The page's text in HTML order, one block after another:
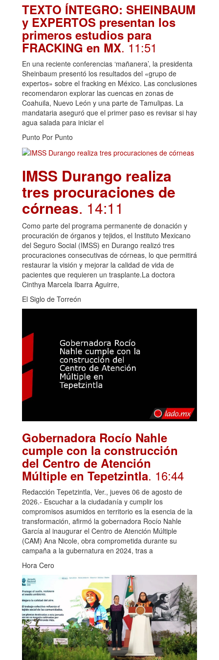
TEXTO ÍNTEGRO: SHEINBAUM
y EXPERTOS presentan los
primeros estudios para
FRACKING en MX. 11:51
En una reciente conferencias ‘mañanera’, la presidenta
Sheinbaum presentó los resultados del «grupo de
expertos» sobre el fracking en México. Las conclusiones
recomendaron explorar las cuencas en zonas de
Coahuila, Nuevo León y una parte de Tamulipas. La
mandataria aseguró que el primer paso es revisar si hay
agua salada para iniciar el
Punto Por Punto
IMSS Durango realiza
tres procuraciones de
córneas. 14:11
Como parte del programa permanente de donación y
procuración de órganos y tejidos, el Instituto Mexicano
del Seguro Social (IMSS) en Durango realizó tres
procuraciones consecutivas de córneas, lo que permitirá
restaurar la visión y mejorar la calidad de vida de
pacientes que requieren un trasplante.La doctora
Cinthya Marcela Ibarra Aguirre,
El Siglo de Torreón
Gobernadora Rocío Nahle
cumple con la construcción
del Centro de Atención
Múltiple en Tepetzintla. 16:44
Redacción Tepetzintla, Ver., jueves 06 de agosto de
2026.- Escuchar a la ciudadanía y cumplir los
compromisos asumidos en territorio es la esencia de la
transformación, afirmó la gobernadora Rocío Nahle
García al inaugurar el Centro de Atención Múltiple
(CAM) Ana Nicole, obra comprometida durante su
campaña a la gubernatura en 2024, tras a
Hora Cero